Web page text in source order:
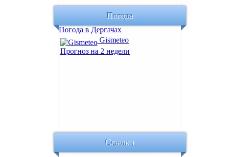
Погода
Погода в Дергачах
Gismeteo
Прогноз на 2 недели
Ссылки